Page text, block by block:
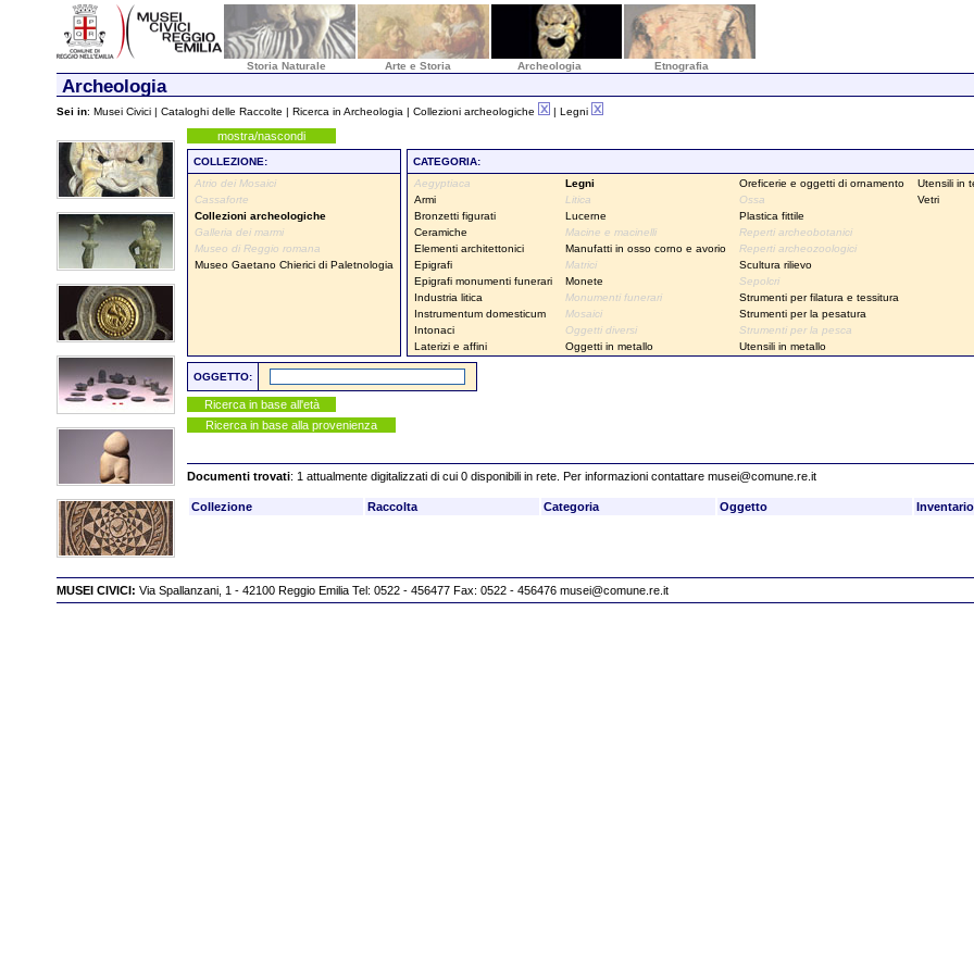
Storia Naturale Arte e Storia Archeologia Etnografia
Archeologia
Sei in: Musei Civici | Cataloghi delle Raccolte | Ricerca in Archeologia | Collezioni archeologiche | Legni
mostra/nascondi
COLLEZIONE:
CATEGORIA:
Atrio dei Mosaici
Cassaforte
Collezioni archeologiche
Galleria dei marmi
Museo di Reggio romana
Museo Gaetano Chierici di Paletnologia
Aegyptiaca
Armi
Bronzetti figurati
Ceramiche
Elementi architettonici
Epigrafi
Epigrafi monumenti funerari
Industria litica
Instrumentum domesticum
Intonaci
Laterizi e affini
Legni
Litica
Lucerne
Macine e macinelli
Manufatti in osso corno e avorio
Matrici
Monete
Monumenti funerari
Mosaici
Oggetti diversi
Oggetti in metallo
Oreficerie e oggetti di ornamento
Ossa
Plastica fittile
Reperti archeobotanici
Reperti archeozoologici
Scultura rilievo
Sepolcri
Strumenti per filatura e tessitura
Strumenti per la pesatura
Strumenti per la pesca
Utensili in metallo
Utensili in
Vetri
OGGETTO:
Ricerca in base all'età
Ricerca in base alla provenienza
Documenti trovati: 1 attualmente digitalizzati di cui 0 disponibili in rete. Per informazioni contattare musei@comune.re.it
Collezione Raccolta Categoria Oggetto Inventario
MUSEI CIVICI: Via Spallanzani, 1 - 42100 Reggio Emilia Tel: 0522 - 456477 Fax: 0522 - 456476 musei@comune.re.it